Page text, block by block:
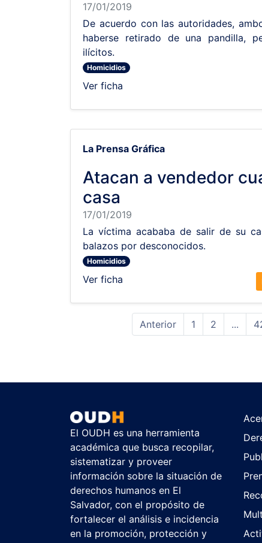
17/01/2019
De acuerdo con las autoridades,
haberse retirado de una pandilla,
ilícitos.
Homicidios
Ver ficha
La Prensa Gráfica
Atacan a vendedor
casa
17/01/2019
La víctima acababa de salir de su
balazos por desconocidos.
Homicidios
Ver ficha
Anterior 1 2 ...
El OUDH es una herramienta
académica que busca recopilar,
sistematizar y proveer
información sobre la situación de
derechos humanos en El
Salvador, con el propósito de
fortalecer el análisis e incidencia
en la promoción, protección y